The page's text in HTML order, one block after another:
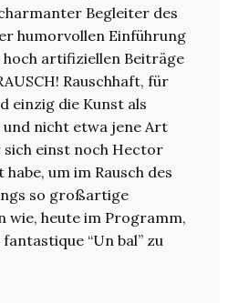
Begleiter des
humorvollen Einführung
artifiziellen Beiträge
Rauschhaft, für
einzig die Kunst als
nicht etwa jene Art
sich einst noch Hector
um im Rausch des
so großartige
wie, heute im Programm,
“Un bal” zu